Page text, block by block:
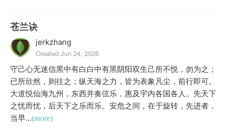
苍兰诀
jerkzhang
Created Jun 24, 2026
守己心无迷信黑中有白白中有黑阴阳双生己所不悦，勿为之；
已所欣然，则往之；纵天海之力，皆为表象凡尘，前行即可。
大道悦仙海九州，东西并奏弦乐，惠及宇内各国各人。先天下
之忧而忧，后天下之乐而乐。安危之间，在于旋转，先进者，
当早...(more)